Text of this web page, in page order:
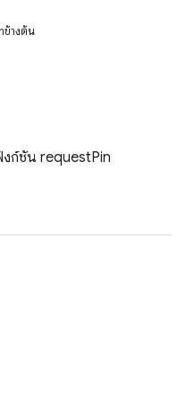
ข้างต้น
งก์ชัน requestPin